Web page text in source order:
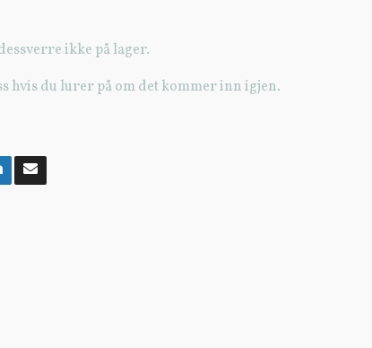
ikke på lager.
hvis du lurer på om det kommer inn igjen.